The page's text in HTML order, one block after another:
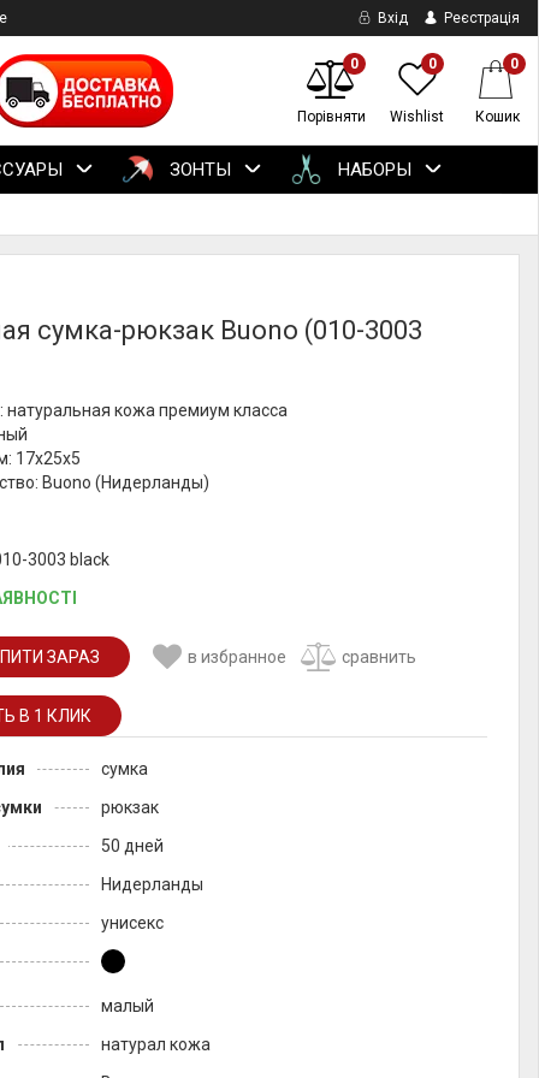
Вхід Реєстрація
0
Порівняти
0
Wishlist
0
Кошик
ЗОНТЫ НАБОРЫ
сумка-рюкзак Buono (010-3003
натуральная кожа премиум класса
17х25х5
Buono (Нидерланды)
3003 black
ЗАРАЗ в избранное сравнить
сумка
рюкзак
50 дней
Нидерланды
унисекс
малый
натурал кожа